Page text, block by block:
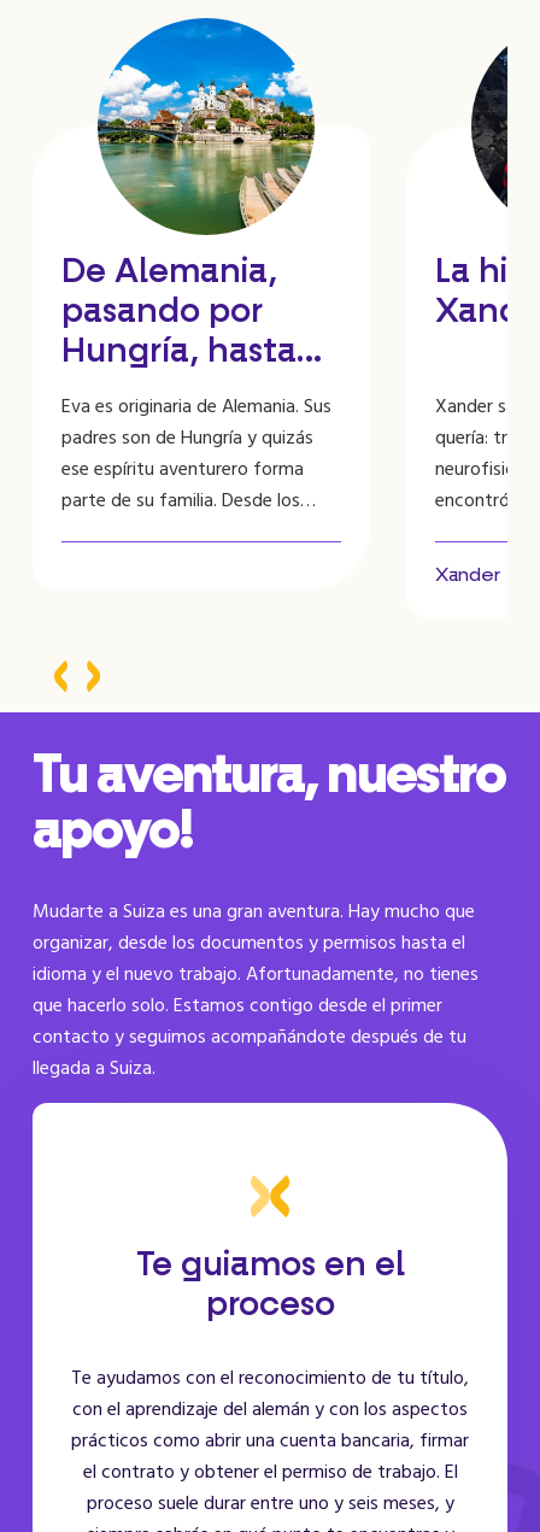
De Alemania,
pasando por
Hungría, hasta
Suiza: la aventura
de Eva en Aarau
Eva es originaria de Alemania. Sus
padres son de Hungría y quizás
ese espíritu aventurero forma
parte de su familia. Desde los
para la Cruz Roja Suiza. Además,
PhysioMatch la ayudó con todos
los asuntos prácticos …
La
Xander
quería:
encontró el
paso no
Xander
Tu aventura, nuestro
apoyo!
Mudarte a Suiza es una gran aventura. Hay mucho que
organizar, desde los documentos y permisos hasta el
idioma y el nuevo trabajo. Afortunadamente, no tienes
que hacerlo solo. Estamos contigo desde el primer
contacto y seguimos acompañándote después de tu
llegada a Suiza.
Te guiamos en el
proceso
Te ayudamos con el reconocimiento de tu título,
con el aprendizaje del alemán y con los aspectos
prácticos como abrir una cuenta bancaria, firmar
el contrato y obtener el permiso de trabajo. El
proceso suele durar entre uno y seis meses, y